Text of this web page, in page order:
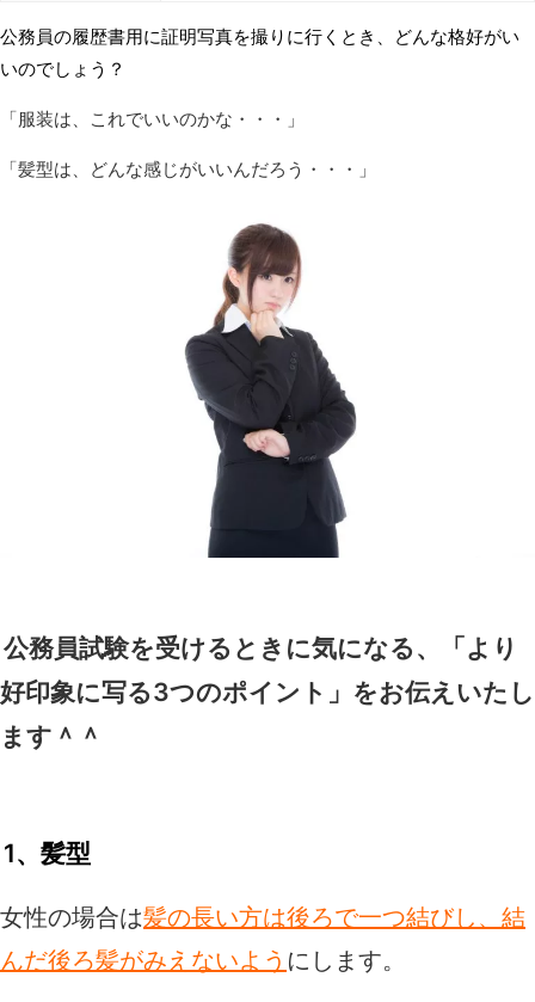
公務員の履歴書用に証明写真を撮りに行くとき、どんな格好がい
いのでしょう？
「服装は、これでいいのかな・・・」
「髪型は、どんな感じがいいんだろう・・・」
公務員試験を受けるときに気になる、「より
好印象に写る3つのポイント」をお伝えいたし
ます＾＾
1、髪型
女性の場合は髪の長い方は後ろで一つ結びし、結
んだ後ろ髪がみえないよう にします。